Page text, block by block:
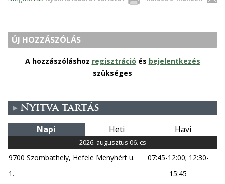
ÚJ HOZZÁSZÓLÁS
A hozzászóláshoz regisztráció és bejelentkezés
szükséges
Nyitva tartás
Napi Heti Havi
2026. augusztus 06. cs
9700 Szombathely, Hefele Menyhért u.
1.
07:45-12:00; 12:30-
15:45